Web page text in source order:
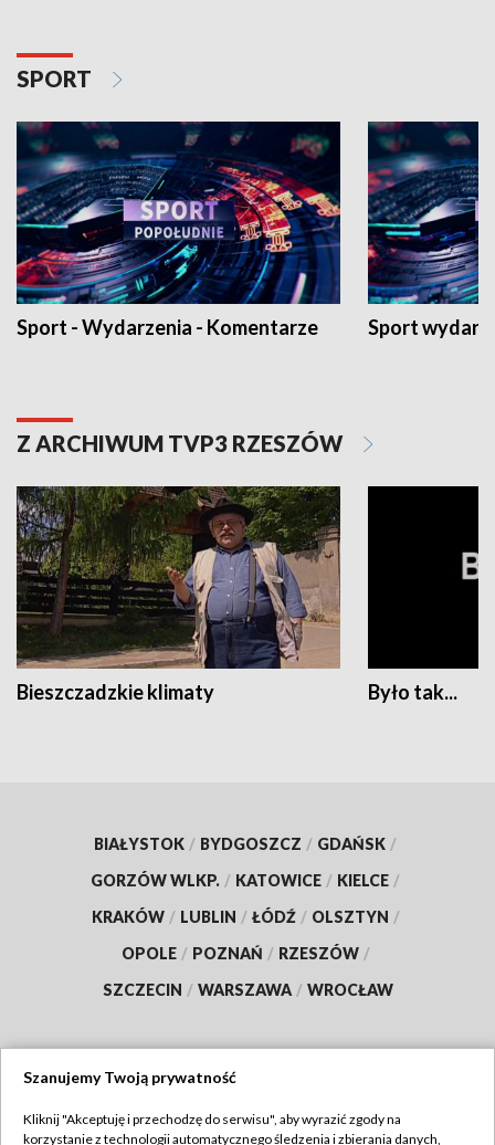
SPORT
Sport - Wydarzenia - Komentarze Sport
Z ARCHIWUM TVP3 RZESZÓW
Bieszczadzkie klimaty Było tak...
BIAŁYSTOK / BYDGOSZCZ / GDAŃSK /
GORZÓW WLKP. / KATOWICE / KIELCE /
KRAKÓW / LUBLIN / ŁÓDŹ / OLSZTYN /
OPOLE / POZNAŃ / RZESZÓW /
SZCZECIN / WARSZAWA / WROCŁAW
Szanujemy Twoją prywatność
Kliknij "Akceptuję i przechodzę do serwisu", aby wyrazić zgody na
korzystanie z technologii automatycznego śledzenia i zbierania danych,